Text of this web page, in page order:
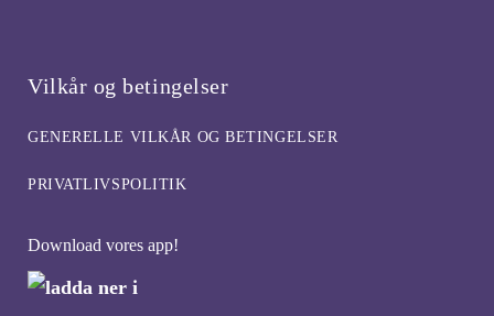
Vilkår og betingelser
GENERELLE VILKÅR OG BETINGELSER
PRIVATLIVSPOLITIK
Download vores app!